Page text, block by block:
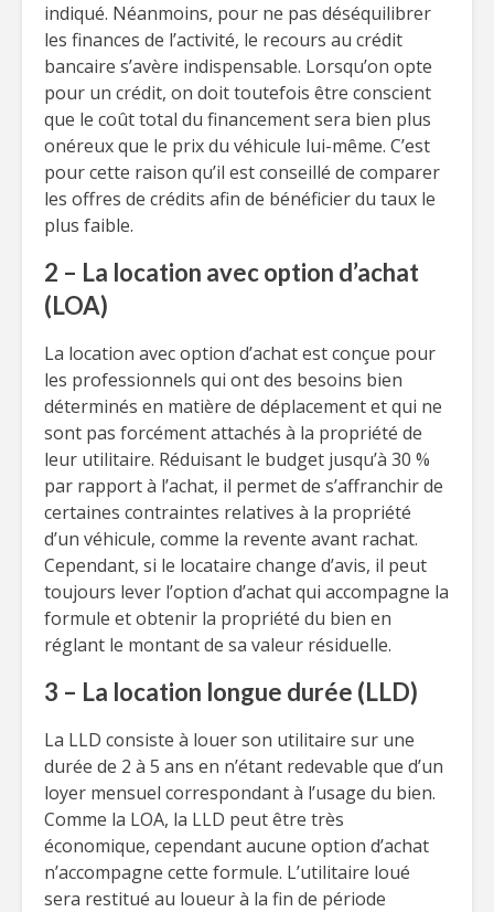
indiqué. Néanmoins, pour ne pas déséquilibrer
les finances de l’activité, le recours au crédit
bancaire s’avère indispensable. Lorsqu’on opte
pour un crédit, on doit toutefois être conscient
que le coût total du financement sera bien plus
onéreux que le prix du véhicule lui-même. C’est
pour cette raison qu’il est conseillé de comparer
les offres de crédits afin de bénéficier du taux le
plus faible.
2 – La location avec option d’achat
(LOA)
La location avec option d’achat est conçue pour
les professionnels qui ont des besoins bien
déterminés en matière de déplacement et qui ne
sont pas forcément attachés à la propriété de
leur utilitaire. Réduisant le budget jusqu’à 30 %
par rapport à l’achat, il permet de s’affranchir de
certaines contraintes relatives à la propriété
d’un véhicule, comme la revente avant rachat.
Cependant, si le locataire change d’avis, il peut
toujours lever l’option d’achat qui accompagne la
formule et obtenir la propriété du bien en
réglant le montant de sa valeur résiduelle.
3 – La location longue durée (LLD)
La LLD consiste à louer son utilitaire sur une
durée de 2 à 5 ans en n’étant redevable que d’un
loyer mensuel correspondant à l’usage du bien.
Comme la LOA, la LLD peut être très
économique, cependant aucune option d’achat
n’accompagne cette formule. L’utilitaire loué
sera restitué au loueur à la fin de période